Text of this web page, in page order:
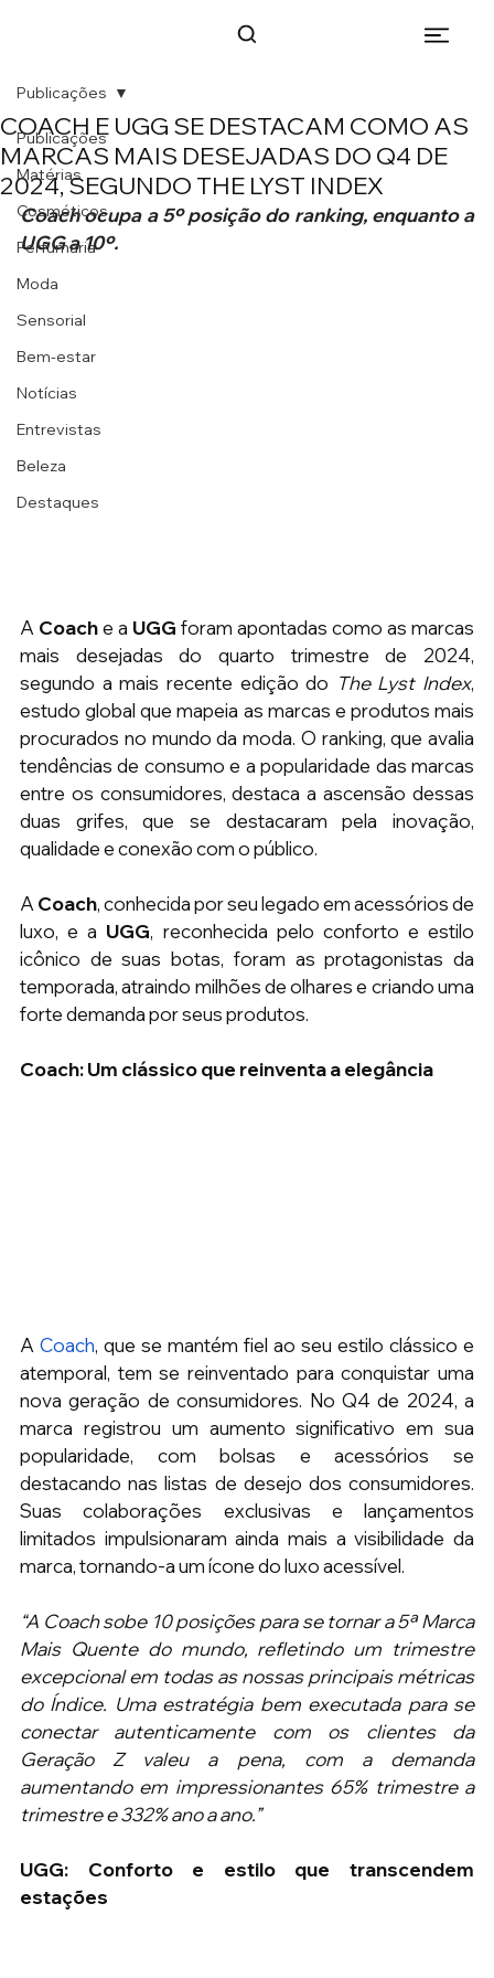
Publicações
Matérias
Cosméticos
Perfumaria
Moda
Sensorial
Bem-estar
Notícias
Entrevistas
Beleza
Destaques
Publicações
COACH E UGG SE DESTACAM COMO AS
MARCAS MAIS DESEJADAS DO Q4 DE
2024, SEGUNDO THE LYST INDEX
Coach ocupa a 5º posição do ranking, enquanto a
UGG a 10º.
A Coach e a UGG foram apontadas como as marcas
mais desejadas do quarto trimestre de 2024,
segundo a mais recente edição do The Lyst Index,
estudo global que mapeia as marcas e produtos mais
procurados no mundo da moda. O ranking, que avalia
tendências de consumo e a popularidade das marcas
entre os consumidores, destaca a ascensão dessas
duas grifes, que se destacaram pela inovação,
qualidade e conexão com o público.
A Coach, conhecida por seu legado em acessórios de
luxo, e a UGG, reconhecida pelo conforto e estilo
icônico de suas botas, foram as protagonistas da
temporada, atraindo milhões de olhares e criando uma
forte demanda por seus produtos.
Coach: Um clássico que reinventa a elegância
A Coach, que se mantém fiel ao seu estilo clássico e
atemporal, tem se reinventado para conquistar uma
nova geração de consumidores. No Q4 de 2024, a
marca registrou um aumento significativo em sua
popularidade, com bolsas e acessórios se
destacando nas listas de desejo dos consumidores.
Suas colaborações exclusivas e lançamentos
limitados impulsionaram ainda mais a visibilidade da
marca, tornando-a um ícone do luxo acessível.
“A Coach sobe 10 posições para se tornar a 5ª Marca
Mais Quente do mundo, refletindo um trimestre
excepcional em todas as nossas principais métricas
do Índice. Uma estratégia bem executada para se
conectar autenticamente com os clientes da
Geração Z valeu a pena, com a demanda
aumentando em impressionantes 65% trimestre a
trimestre e 332% ano a ano.”
UGG: Conforto e estilo que transcendem
estações